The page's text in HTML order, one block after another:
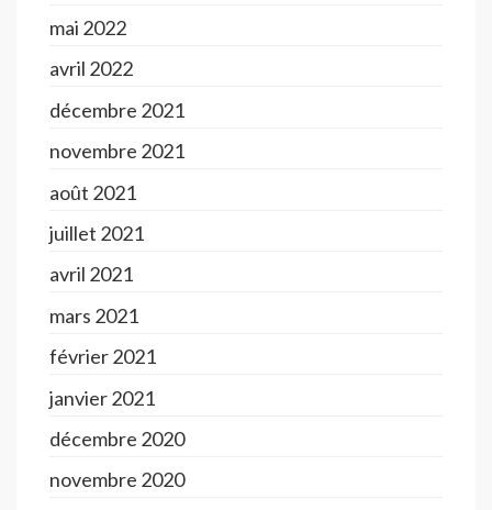
mai 2022
avril 2022
décembre 2021
novembre 2021
août 2021
juillet 2021
avril 2021
mars 2021
février 2021
janvier 2021
décembre 2020
novembre 2020